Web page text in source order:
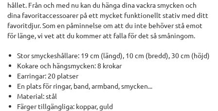
hållet. Från och med nu kan du hänga dina vackra smycken och
dina favoritaccessoarer på ett mycket funktionellt stativ med ditt
favoritdjur. Som en påminnelse om att du inte behöver stå emot
för länge, vi vet att du kommer att falla för det så småningom.
Stor smyckeshållare: 19 cm (längd), 10 cm (bredd), 30 cm (höjd)
Kokare och hängsmycken: 8 krokar
Earringar: 20 platser
En plats för ringar, band, armband, smycken...
Material: stål
Färger tillgängliga: koppar, guld